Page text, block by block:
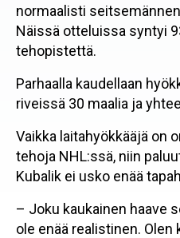
normaalisti
Näissä otteluissa syntyi
tehopistettä.
Parhaalla kaudellaan
riveissä 30 maalia ja
Vaikka laitahyökkääjä on
tehoja NHL:ssä, niin
Kubalik ei usko enää
– Joku kaukainen haave
ole enää realistinen. Olen